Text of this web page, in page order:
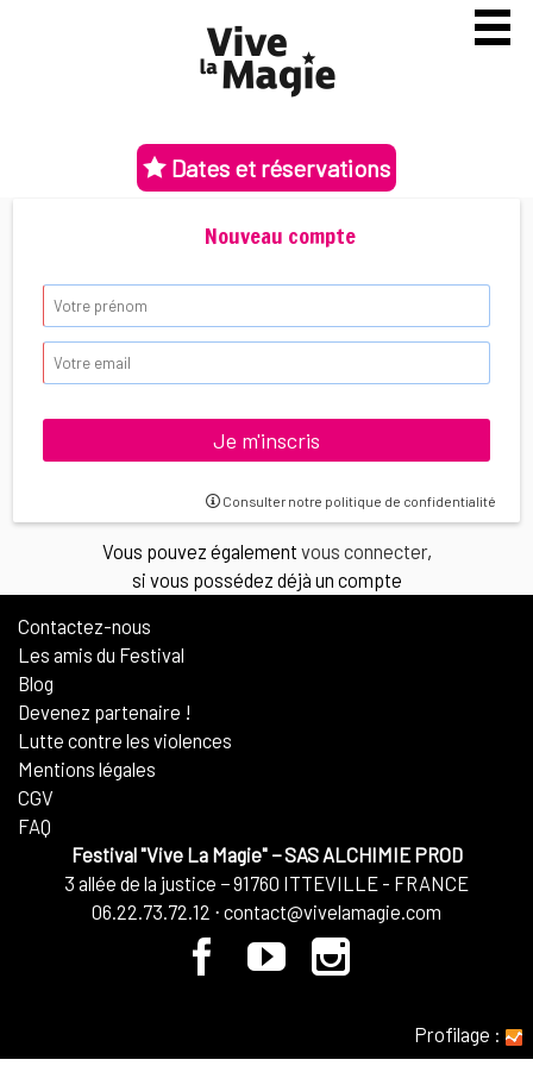
Dates et réservations
Nouveau compte
Consulter notre politique de confidentialité
Vous pouvez également vous connecter,
si vous possédez déjà un compte
Contactez-nous
Les amis du Festival
Blog
Devenez partenaire !
Lutte contre les violences
Mentions légales
CGV
FAQ
Festival "Vive La Magie"−SAS ALCHIMIE PROD
3 allée de la justice −91760 ITTEVILLE - FRANCE
06.22.73.72.12 ⋅ contact@vivelamagie.com
Profilage :